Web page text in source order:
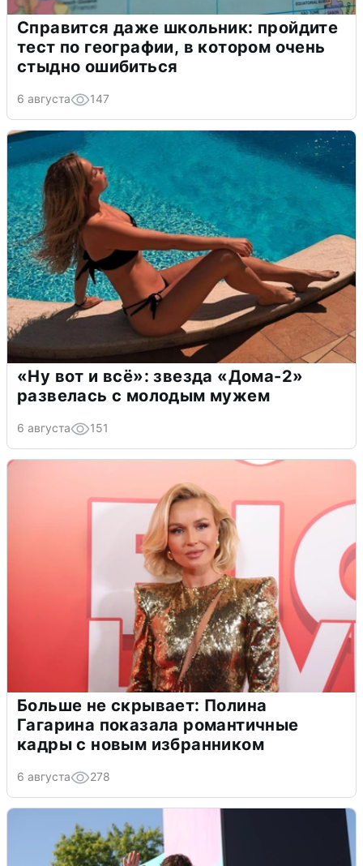
Справится даже школьник: пройдите
тест по географии, в котором очень
стыдно ошибиться
6 августа 147
«Ну вот и всё»: звезда «Дома-2»
развелась с молодым мужем
6 августа 151
Больше не скрывает: Полина
Гагарина показала романтичные
кадры с новым избранником
6 августа 278